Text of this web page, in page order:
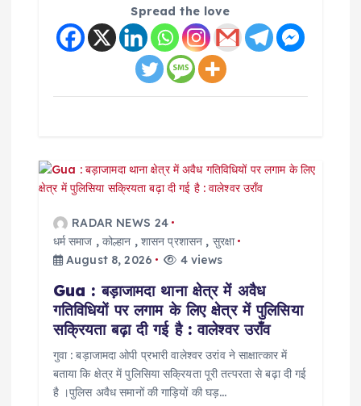
Spread the love
RADAR NEWS 24
धर्म समाज ,कोल्हान , शासन प्रशासन , सुरक्षा
August 8, 2026
4 views
Gua : बड़ाजामदा थाना क्षेत्र में अवैध
गतिविधियों पर लगाम के लिए क्षेत्र में पुलिसिया
सक्रियता बढ़ा दी गई है : वालेश्वर उराँव
गुवा : बड़ाजामदा ओपी प्रभारी वालेश्वर उरांव ने साक्षात्कार में
बताया कि क्षेत्र में पुलिसिया सक्रियता पूरी तत्परता से बढ़ा दी गई
है ।पुलिस अवैध समानों की गाड़ियों की घड़…